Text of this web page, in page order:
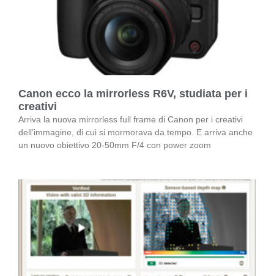
Canon ecco la mirrorless R6V, studiata per i
creativi
Arriva la nuova mirrorless full frame di Canon per i creativi
dell’immagine, di cui si mormorava da tempo. E arriva anche
un nuovo obiettivo 20-50mm F/4 con power zoom